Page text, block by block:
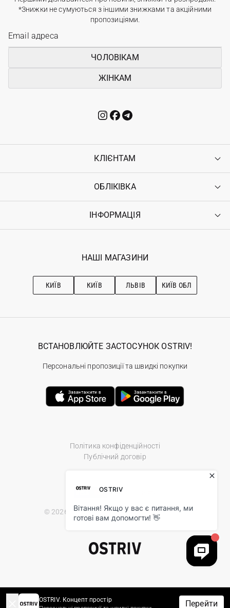
*Знижки не сумуються з іншими знижками та акційними
пропозиціями.
ЧОЛОВІКАМ
ЖІНКАМ
КЛІЄНТАМ
Контакти
Повернення
Гарантія
ОБЛІКІВКА
Увійти
Ostriv Club+
ІНФОРМАЦІЯ
Наші магазини
Рекомендації з догляду
НАШІ МАГАЗИНИ
КИЇВ КИЇВ ЛЬВІВ КИЇВ ОБЛ
Політика конфіденційності
Публічний договір
© 2026 Ostriv.ua Store. All Rights Reserved.
ВСТАНОВЛЮЙТЕ ЗАСТОСУНОК OSTRIV!
Персональні пропозиції та швидкі покупки
OSTRIV. Концепт простір Перейти